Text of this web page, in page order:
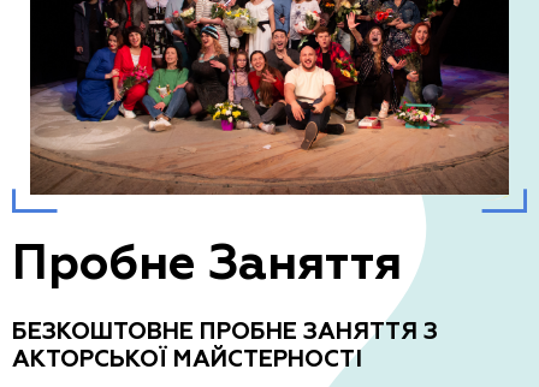
Пробне Заняття
БЕЗКОШТОВНЕ ПРОБНЕ ЗАНЯТТЯ З
АКТОРСЬКОЇ МАЙСТЕРНОСТІ